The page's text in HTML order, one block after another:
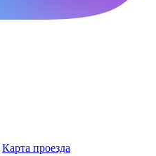
Карта проезда